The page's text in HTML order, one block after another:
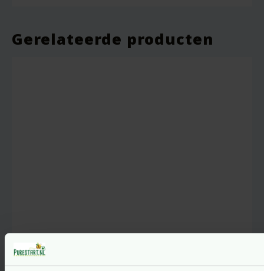
Gerelateerde producten
Lichaamszeep – Fabulous